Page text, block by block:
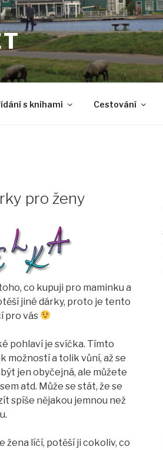
s knihami Cestování
pro ženy
co kupuji pro maminku a
jiné dárky, proto je tento
pro vás
pohlaví je svíčka. Tímto
možností a tolik vůní, až se
jen obyčejná, ale můžete
atd. Může se stát, že se
spíše nějakou jemnou než
žena líčí, potěší ji cokoliv, co